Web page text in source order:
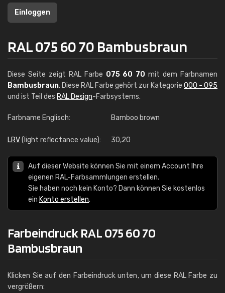
Einloggen
RAL 075 60 70 Bambusbraun
Diese Seite zeigt RAL Farbe 075 60 70 mit dem Farbnamen
Bambusbraun. Diese RAL Farbe gehört zur Kategorie 000 - 095
und ist Teil des RAL Design-Farbsystems.
Farbname Englisch: Bamboo brown
LRV(light reflectance value): 30,20
Auf dieser Website können Sie mit einem Account Ihre
eigenen RAL-Farbsammlungen erstellen.
Sie haben noch kein Konto? Dann können Sie kostenlos
ein Konto erstellen.
Farbeindruck RAL 075 60 70
Bambusbraun
Klicken Sie auf den Farbeindruck unten, um diese RAL Farbe zu
vergrößern: